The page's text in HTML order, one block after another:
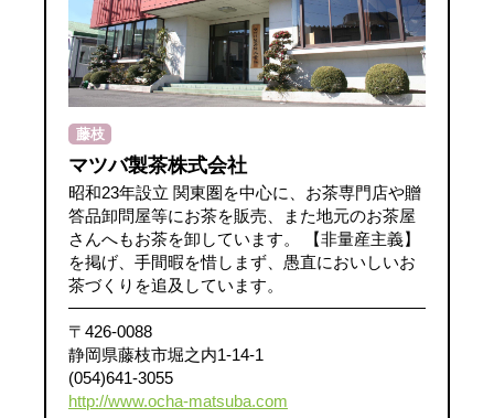
藤枝
マツバ製茶株式会社
昭和23年設立 関東圏を中心に、お茶専門店や贈
答品卸問屋等にお茶を販売、また地元のお茶屋
さんへもお茶を卸しています。 【非量産主義】
を掲げ、手間暇を惜しまず、愚直においしいお
茶づくりを追及しています。
〒426-0088
静岡県藤枝市堀之内1-14-1
(054)641-3055
http://www.ocha-matsuba.com